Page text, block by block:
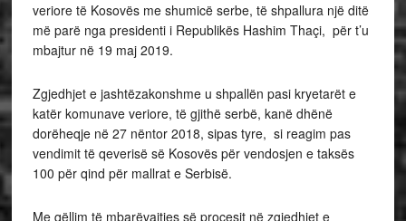
veriore të Kosovës me shumicë serbe, të shpallura një ditë
më parë nga presidenti i Republikës Hashim Thaçi, për t’u
mbajtur në 19 maj 2019.
Zgjedhjet e jashtëzakonshme u shpallën pasi kryetarët e
katër komunave veriore, të gjithë serbë, kanë dhënë
dorëheqje në 27 nëntor 2018, sipas tyre, si reagim pas
vendimit të qeverisë së Kosovës për vendosjen e taksës
100 për qind për mallrat e Serbisë.
Me qëllim të mbarëvajtjes së procesit në zgjedhjet e